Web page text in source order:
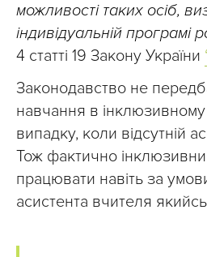
можливості таких осіб,
індивідуальній програмі
4 статті 19 Закону України
Законодавство не
навчання в інклюзивному
випадку, коли відсутній
Тож фактично
працювати навіть за
асистента вчителя